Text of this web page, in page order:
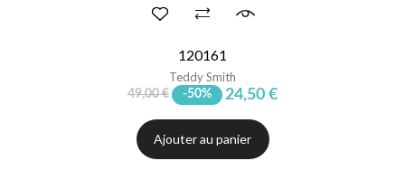
120161
Teddy Smith
49,00 € -50% 24,50 €
Ajouter au panier